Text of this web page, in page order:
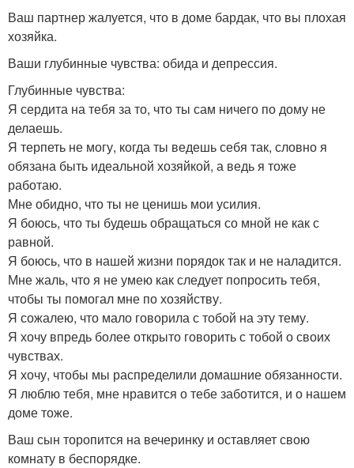
Ваш партнер жалуется, что в доме бардак, что вы плохая
хозяйка.
Ваши глубинные чувства: обида и депрессия.
Глубинные чувства:
Я сердита на тебя за то, что ты сам ничего по дому не
делаешь.
Я терпеть не могу, когда ты ведешь себя так, словно я
обязана быть идеальной хозяйкой, а ведь я тоже
работаю.
Мне обидно, что ты не ценишь мои усилия.
Я боюсь, что ты будешь обращаться со мной не как с
равной.
Я боюсь, что в нашей жизни порядок так и не наладится.
Мне жаль, что я не умею как следует попросить тебя,
чтобы ты помогал мне по хозяйству.
Я сожалею, что мало говорила с тобой на эту тему.
Я хочу впредь более открыто говорить с тобой о своих
чувствах.
Я хочу, чтобы мы распределили домашние обязанности.
Я люблю тебя, мне нравится о тебе заботится, и о нашем
доме тоже.
Ваш сын торопится на вечеринку и оставляет свою
комнату в беспорядке.